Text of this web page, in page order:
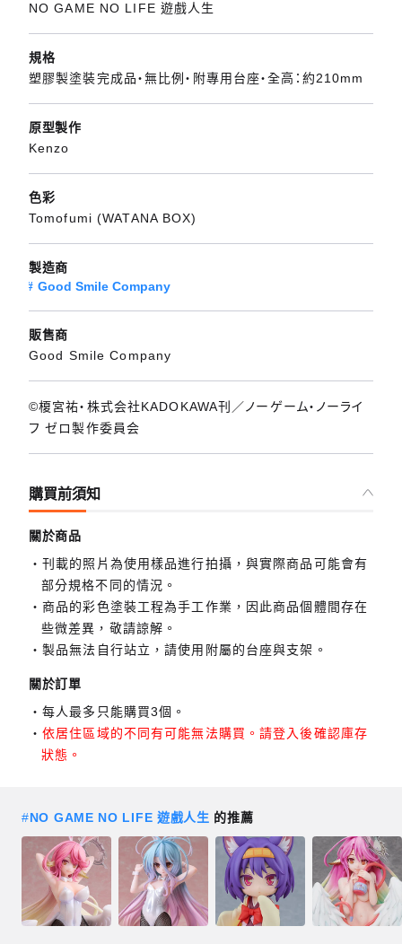
NO GAME NO LIFE 遊戲人生
規格
塑膠製塗裝完成品・無比例・附專用台座・全高：約210mm
原型製作
Kenzo
色彩
Tomofumi (WATANA BOX)
製造商
Good Smile Company
販售商
Good Smile Company
©榎宮祐・株式会社KADOKAWA刊／ノーゲーム・ノーライ
フ ゼロ製作委員会
購買前須知
關於商品
刊載的照片為使用樣品進行拍攝，與實際商品可能會有
部分規格不同的情況。
商品的彩色塗裝工程為手工作業，因此商品個體間存在
些微差異，敬請諒解。
製品無法自行站立，請使用附屬的台座與支架。
關於訂單
每人最多只能購買3個。
依居住區域的不同有可能無法購買。請登入後確認庫存
狀態。
#NO GAME NO LIFE 遊戲人生 的推薦